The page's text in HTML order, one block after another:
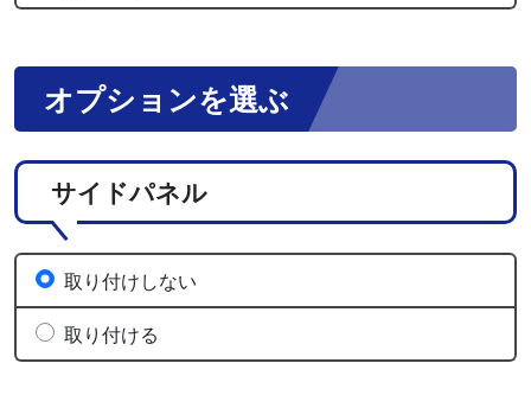
オプションを選ぶ
サイドパネル
取り付けしない
取り付ける